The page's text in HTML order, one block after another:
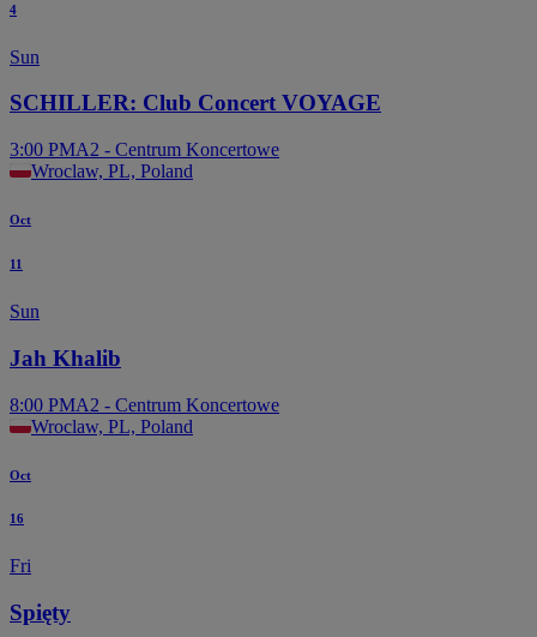
4
Sun
SCHILLER: Club Concert VOYAGE
3:00 PMA2 - Centrum Koncertowe
Wroclaw, PL, Poland
Oct
11
Sun
Jah Khalib
8:00 PMA2 - Centrum Koncertowe
Wroclaw, PL, Poland
Oct
16
Fri
Spięty